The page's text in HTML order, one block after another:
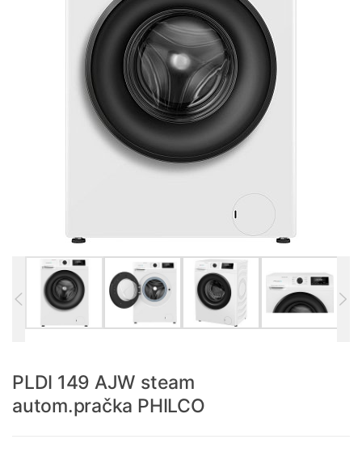
PLDI 149 AJW steam
autom.pračka PHILCO